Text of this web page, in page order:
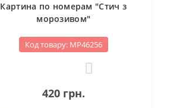
Картина по номерам "Стич з
морозивом"
Код товару: МР46256
420 грн.